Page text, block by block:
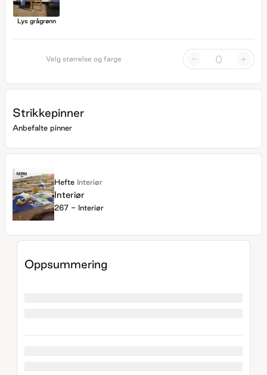
Lys grågrønn
Velg størrelse og farge - +
Strikkepinner
Anbefalte pinner
Hefte Interiør
Interiør
267 - Interiør
Oppsummering